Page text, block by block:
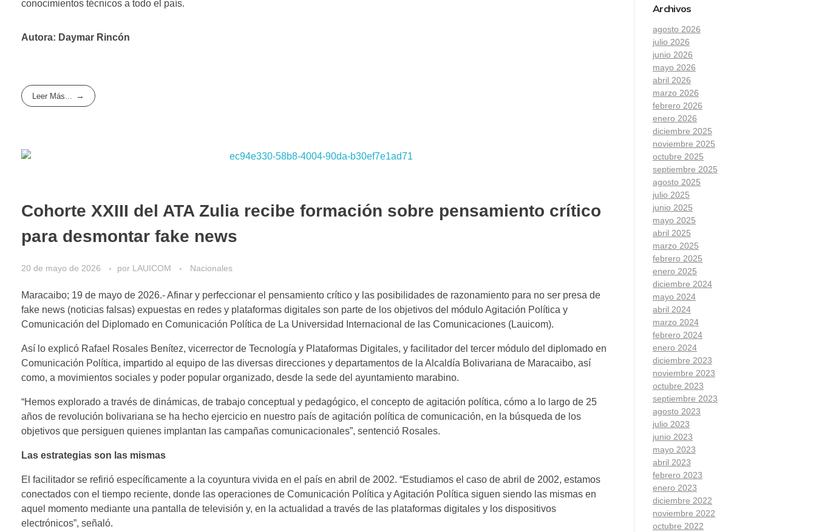
conocimientos técnicos a todo el país.
Autora: Daymar Rincón
Leer Más...
Cohorte XXIII del ATA Zulia recibe formación sobre pensamiento crítico
para desmontar fake news
20 de mayo de 2026 por LAUICOM Nacionales
Maracaibo; 19 de mayo de 2026.- Afinar y perfeccionar el pensamiento crítico y las posibilidades de razonamiento para no ser presa de
fake news (noticias falsas) expuestas en redes y plataformas digitales son parte de los objetivos del módulo Agitación Política y
Comunicación del Diplomado en Comunicación Política de La Universidad Internacional de las Comunicaciones (Lauicom).
Así lo explicó Rafael Rosales Benítez, vicerrector de Tecnología y Plataformas Digitales, y facilitador del tercer módulo del diplomado en
Comunicación Política, impartido al equipo de las diversas direcciones y departamentos de la Alcaldía Bolivariana de Maracaibo, así
como, a movimientos sociales y poder popular organizado, desde la sede del ayuntamiento marabino.
“Hemos explorado a través de dinámicas, de trabajo conceptual y pedagógico, el concepto de agitación política, cómo a lo largo de 25
años de revolución bolivariana se ha hecho ejercicio en nuestro país de agitación política de comunicación, en la búsqueda de los
objetivos que persiguen quienes implantan las campañas comunicacionales”, sentenció Rosales.
Las estrategias son las mismas
El facilitador se refirió específicamente a la coyuntura vivida en el país en abril de 2002. “Estudiamos el caso de abril de 2002, estamos
conectados con el tiempo reciente, donde las operaciones de Comunicación Política y Agitación Política siguen siendo las mismas en
aquel momento mediante una pantalla de televisión y, en la actualidad a través de las plataformas digitales y los dispositivos
electrónicos”, señaló.
Archivos
agosto 2026
julio 2026
junio 2026
mayo 2026
abril 2026
marzo 2026
febrero 2026
enero 2026
diciembre 2025
noviembre 2025
octubre 2025
septiembre 2025
agosto 2025
julio 2025
junio 2025
mayo 2025
abril 2025
marzo 2025
febrero 2025
enero 2025
diciembre 2024
mayo 2024
abril 2024
marzo 2024
febrero 2024
enero 2024
diciembre 2023
noviembre 2023
octubre 2023
septiembre 2023
agosto 2023
julio 2023
junio 2023
mayo 2023
abril 2023
febrero 2023
enero 2023
diciembre 2022
noviembre 2022
octubre 2022